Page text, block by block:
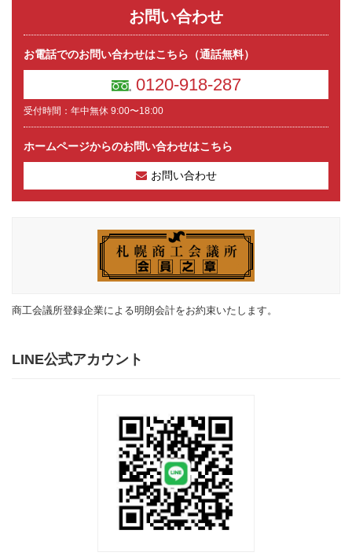
お問い合わせ
お電話でのお問い合わせはこちら（通話無料）
0120-918-287
受付時間：年中無休 9:00〜18:00
ホームページからのお問い合わせはこちら
お問い合わせ
商工会議所登録企業による明朗会計をお約束いたします。
LINE公式アカウント